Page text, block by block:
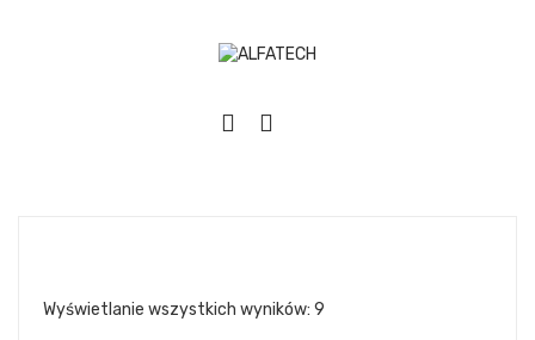
Wyświetlanie wszystkich wyników: 9